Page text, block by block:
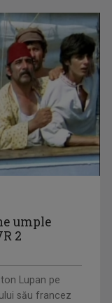
umple
2
Lupan pe
său francez